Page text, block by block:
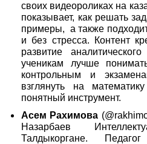
своих видеороликах на
показывает, как решать
примеры, а также
и без стресса. Контент
развитие
ученикам лучше
контрольным и
взглянуть на
понятный инструмент.
Асем Рахимова
Назарбаев
Талдыкоргане.